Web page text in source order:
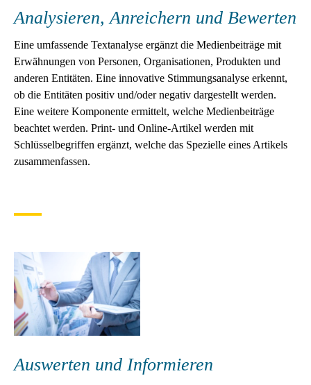
Analysieren, Anreichern und Bewerten
Eine umfassende Textanalyse ergänzt die Medienbeiträge mit
Erwähnungen von Personen, Organisationen, Produkten und
anderen Entitäten. Eine innovative Stimmungsanalyse erkennt,
ob die Entitäten positiv und/oder negativ dargestellt werden.
Eine weitere Komponente ermittelt, welche Medienbeiträge
beachtet werden. Print- und Online-Artikel werden mit
Schlüsselbegriffen ergänzt, welche das Spezielle eines Artikels
zusammenfassen.
Auswerten und Informieren